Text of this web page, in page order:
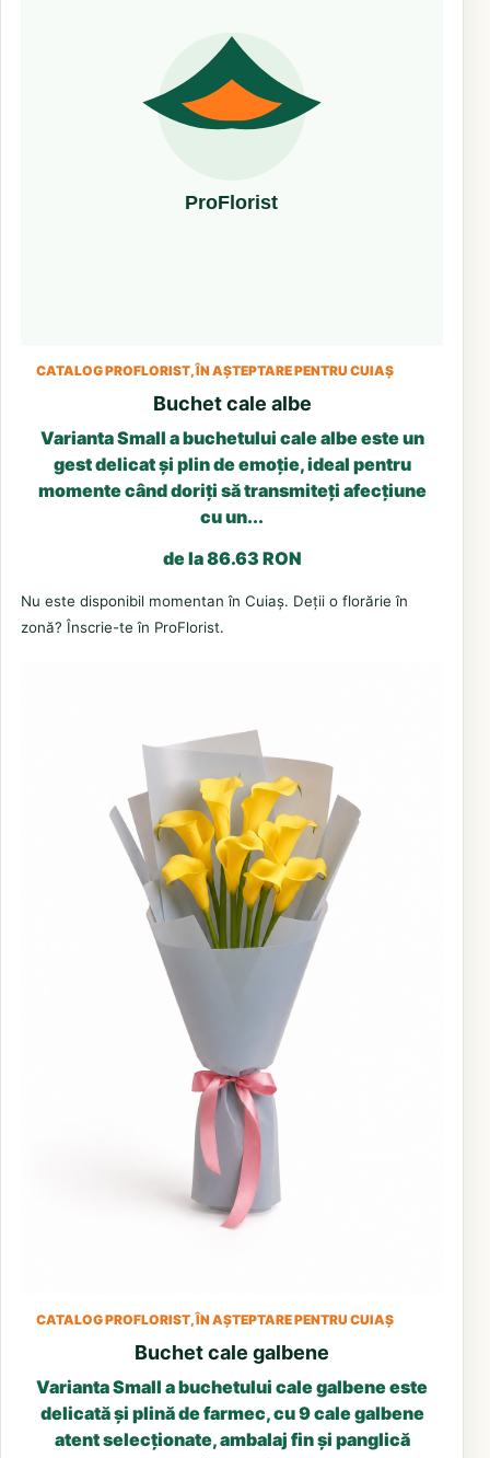
CATALOG PROFLORIST, ÎN AȘTEPTARE PENTRU CUIAȘ
Buchet cale albe
Varianta Small a buchetului cale albe este un
gest delicat și plin de emoție, ideal pentru
momente când doriți să transmiteți afecțiune
cu un...
de la 86.63 RON
Nu este disponibil momentan în Cuiaș. Deții o florărie în
zonă? Înscrie-te în ProFlorist.
CATALOG PROFLORIST, ÎN AȘTEPTARE PENTRU CUIAȘ
Buchet cale galbene
Varianta Small a buchetului cale galbene este
delicată și plină de farmec, cu 9 cale galbene
atent selecționate, ambalaj fin și panglică